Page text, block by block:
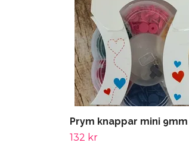
Prym knappar mini 9mm
132 kr